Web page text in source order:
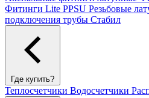
Фитинги Lite PPSU Резьбовые
подключения трубы Стабил
Где купить?
Теплосчетчики Водосчетчики